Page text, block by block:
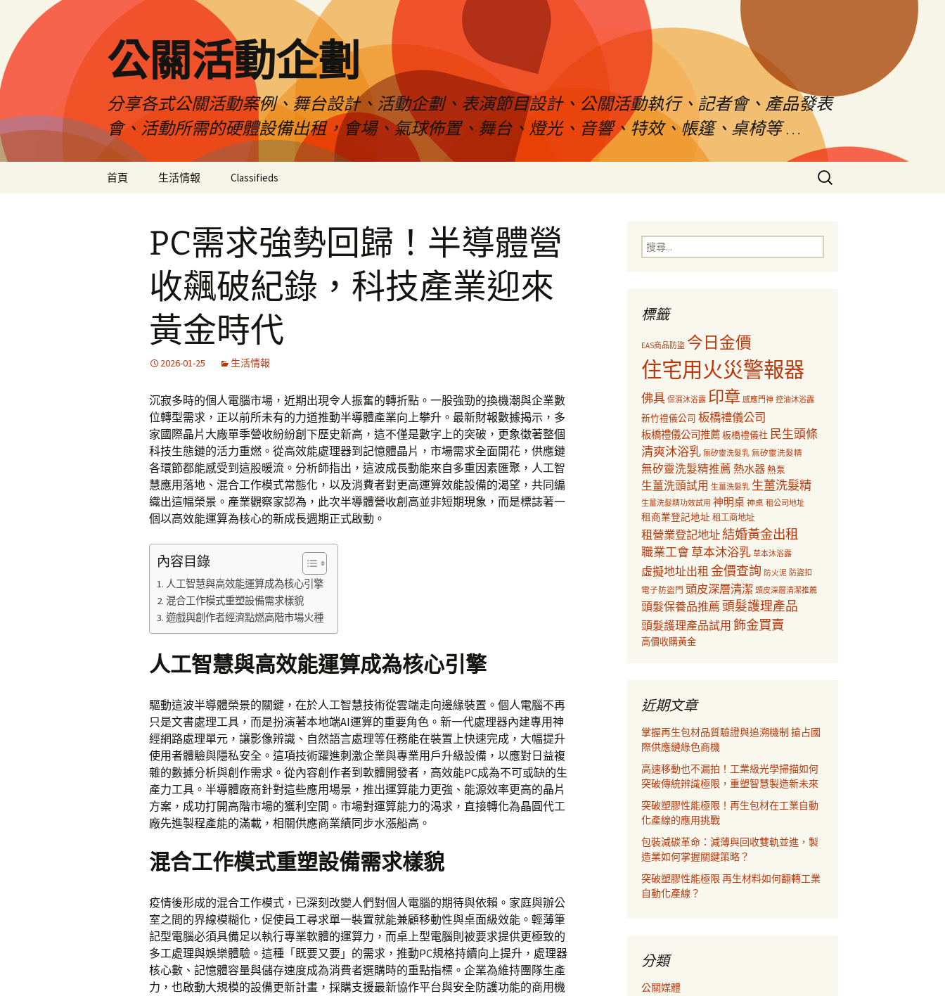
公關活動企劃
分享各式公關活動案例、舞台設計、活動企劃、表演節目設計、公關活動執行、記者會、產品發表
會、活動所需的硬體設備出租，會場、氣球佈置、舞台、燈光、音響、特效、帳篷、桌椅等 …
首頁 生活情報 Classifieds
搜
尋
字:
PC需求強勢回歸！半導體營
收飆破紀錄，科技產業迎來
黃金時代
2026-01-25 生活情報
沉寂多時的個人電腦市場，近期出現令人振奮的轉折點。一股強勁的換機潮與企業數
位轉型需求，正以前所未有的力道推動半導體產業向上攀升。最新財報數據揭示，多
家國際晶片大廠單季營收紛紛創下歷史新高，這不僅是數字上的突破，更象徵著整個
科技生態鏈的活力重燃。從高效能處理器到記憶體晶片，市場需求全面開花，供應鏈
各環節都能感受到這股暖流。分析師指出，這波成長動能來自多重因素匯聚，人工智
慧應用落地、混合工作模式常態化，以及消費者對更高運算效能設備的渴望，共同編
織出這幅榮景。產業觀察家認為，此次半導體營收創高並非短期現象，而是標誌著一
個以高效能運算為核心的新成長週期正式啟動。
內容目錄
人工智慧與高效能運算成為核心引擎
混合工作模式重塑設備需求樣貌
遊戲與創作者經濟點燃高階市場火種
人工智慧與高效能運算成為核心引擎
驅動這波半導體榮景的關鍵，在於人工智慧技術從雲端走向邊緣裝置。個人電腦不再
只是文書處理工具，而是扮演著本地端AI運算的重要角色。新一代處理器內建專用神
經網路處理單元，讓影像辨識、自然語言處理等任務能在裝置上快速完成，大幅提升
使用者體驗與隱私安全。這項技術躍進刺激企業與專業用戶升級設備，以應對日益複
雜的數據分析與創作需求。從內容創作者到軟體開發者，高效能PC成為不可或缺的生
產力工具。半導體廠商針對這些應用場景，推出運算能力更強、能源效率更高的晶片
方案，成功打開高階市場的獲利空間。市場對運算能力的渴求，直接轉化為晶圓代工
廠先進製程產能的滿載，相關供應商業績同步水漲船高。
混合工作模式重塑設備需求樣貌
疫情後形成的混合工作模式，已深刻改變人們對個人電腦的期待與依賴。家庭與辦公
室之間的界線模糊化，促使員工尋求單一裝置就能兼顧移動性與桌面級效能。輕薄筆
記型電腦必須具備足以執行專業軟體的運算力，而桌上型電腦則被要求提供更極致的
多工處理與娛樂體驗。這種「既要又要」的需求，推動PC規格持續向上提升，處理器
核心數、記憶體容量與儲存速度成為消費者選購時的重點指標。企業為維持團隊生產
力，也啟動大規模的設備更新計畫，採購支援最新協作平台與安全防護功能的商用機
搜
尋
標籤
EAS商品防盜 今日金價
住宅用火災警報器
佛具 保濕沐浴露 印章 感應門神 控油沐浴露
新竹禮儀公司 板橋禮儀公司
板橋禮儀公司推薦板橋禮儀社 民生頭條
清爽沐浴乳 無矽靈洗髮乳 無矽靈洗髮精
無矽靈洗髮精推薦 熱水器 熱泵
生薑洗頭試用 生薑洗髮乳 生薑洗髮精
生薑洗髮精功效試用 神明桌 神桌 租公司地址
租商業登記地址 租工商地址
租營業登記地址結婚黃金出租
職業工會草本沐浴乳 草本沐浴露
虛擬地址出租 金價查詢 防火泥 防盜扣
電子防盜門 頭皮深層清潔 頭皮深層清潔推薦
頭髮保養品推薦 頭髮護理產品
頭髮護理產品試用 飾金買賣
高價收購黃金
近期文章
掌握再生包材品質驗證與追溯機制 搶占國
際供應鏈綠色商機
高速移動也不漏拍！工業級光學掃描如何
突破傳統辨識極限，重塑智慧製造新未來
突破塑膠性能極限！再生包材在工業自動
化產線的應用挑戰
包裝減碳革命：減薄與回收雙軌並進，製
造業如何掌握關鍵策略？
突破塑膠性能極限 再生材料如何翻轉工業
自動化產線？
分類
公關媒體